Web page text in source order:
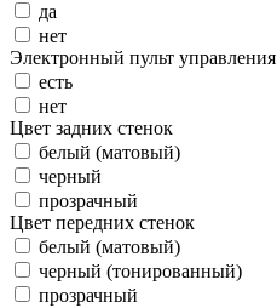
да
нет
Электронный пульт управления
есть
нет
Цвет задних стенок
белый (матовый)
черный
прозрачный
Цвет передних стенок
белый (матовый)
черный (тонированный)
прозрачный